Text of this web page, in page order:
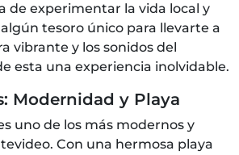
de experimentar la vida local y
tesoro único para llevarte a
vibrante y los sonidos del
esta una experiencia inolvidable.
Modernidad y Playa
uno de los más modernos y
Con una hermosa playa